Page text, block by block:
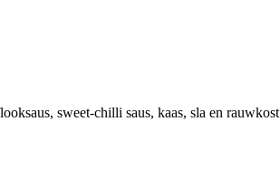
sweet-chilli saus, kaas, sla en rauwkost